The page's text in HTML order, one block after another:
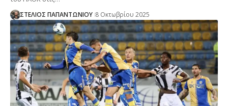
ΣΤΕΛΙΟΣ ΠΑΠΑΝΤΩΝΙΟΥ 8 Οκτωβρίου 2025